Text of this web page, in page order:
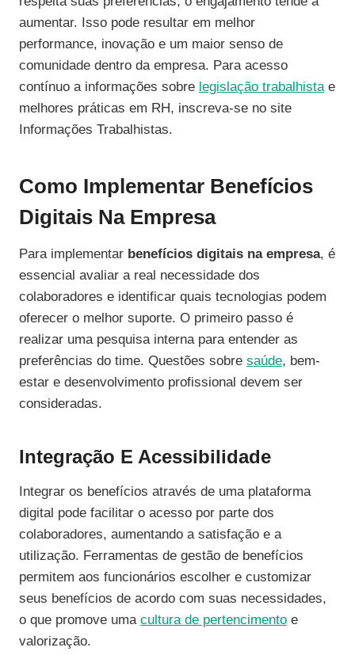
aumentar. Isso pode resultar em melhor
performance, inovação e um maior senso de
comunidade dentro da empresa. Para acesso
contínuo a informações sobre legislação trabalhistae
melhores práticas em RH, inscreva-se no site
Informações Trabalhistas.
Como Implementar Benefícios
Digitais Na Empresa
Para implementar benefícios digitais na empresa, é
essencial avaliar a real necessidade dos
colaboradores e identificar quais tecnologias podem
oferecer o melhor suporte. O primeiro passo é
realizar uma pesquisa interna para entender as
preferências do time. Questões sobre saúde, bem-
estar e desenvolvimento profissional devem ser
consideradas.
Integração E Acessibilidade
Integrar os benefícios através de uma plataforma
digital pode facilitar o acesso por parte dos
colaboradores, aumentando a satisfação e a
utilização. Ferramentas de gestão de benefícios
permitem aos funcionários escolher e customizar
seus benefícios de acordo com suas necessidades,
o que promove uma cultura de pertencimento e
valorização.